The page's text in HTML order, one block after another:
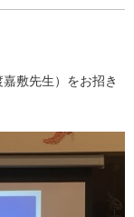
敷先生）をお招き